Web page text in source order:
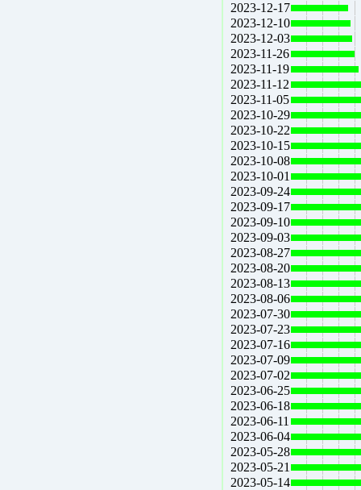
2023-12-17
2023-12-10
2023-12-03
2023-11-26
2023-11-19
2023-11-12
2023-11-05
2023-10-29
2023-10-22
2023-10-15
2023-10-08
2023-10-01
2023-09-24
2023-09-17
2023-09-10
2023-09-03
2023-08-27
2023-08-20
2023-08-13
2023-08-06
2023-07-30
2023-07-23
2023-07-16
2023-07-09
2023-07-02
2023-06-25
2023-06-18
2023-06-11
2023-06-04
2023-05-28
2023-05-21
2023-05-14